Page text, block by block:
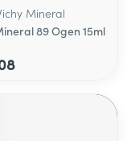
Mineral
89 Ogen 15ml